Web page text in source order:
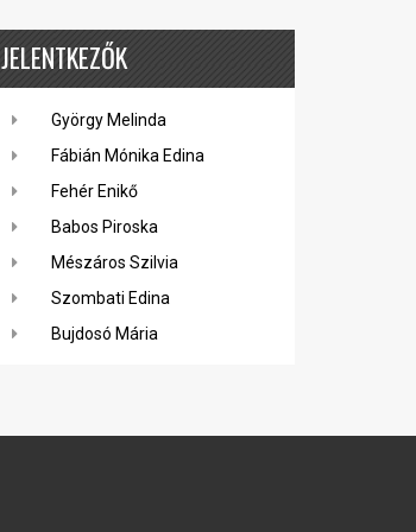
JELENTKEZŐK
György Melinda
Fábián Mónika Edina
Fehér Enikő
Babos Piroska
Mészáros Szilvia
Szombati Edina
Bujdosó Mária